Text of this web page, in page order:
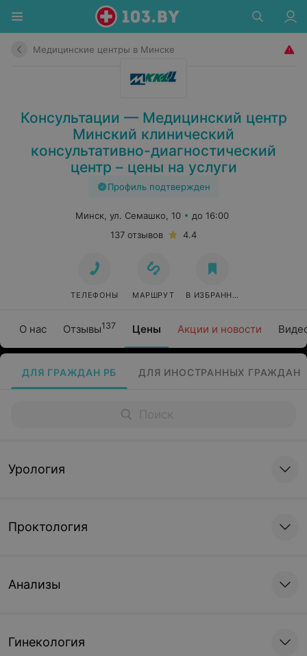
Медицинские центры в Минске
Консультации — Медицинский центр
Минский клинический
консультативно-диагностический
центр – цены на услуги
Профиль подтвержден
О нас Отзывы137 Цены Акции и новости
Минск, ул. Семашко, 10
до 16:00
137 отзывов
4.4
ТЕЛЕФОНЫ МАРШРУТ В ИЗБРАННОЕ
ДЛЯ ГРАЖДАН РБ ДЛЯ ИНОСТРАННЫХ ГРАЖДАН
Урология
Проктология
Анализы
Гинекология